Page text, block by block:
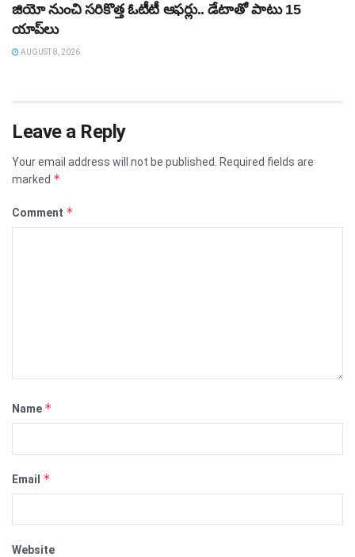
జియో నుంచి సరికొత్త ఓటీటీ ఆఫర్లు.. డేటాతో పాటు 15
యాప్‌లు
AUGUST 8, 2026
Leave a Reply
Your email address will not be published.
Required fields are
marked *
Comment *
Name *
Email *
Website